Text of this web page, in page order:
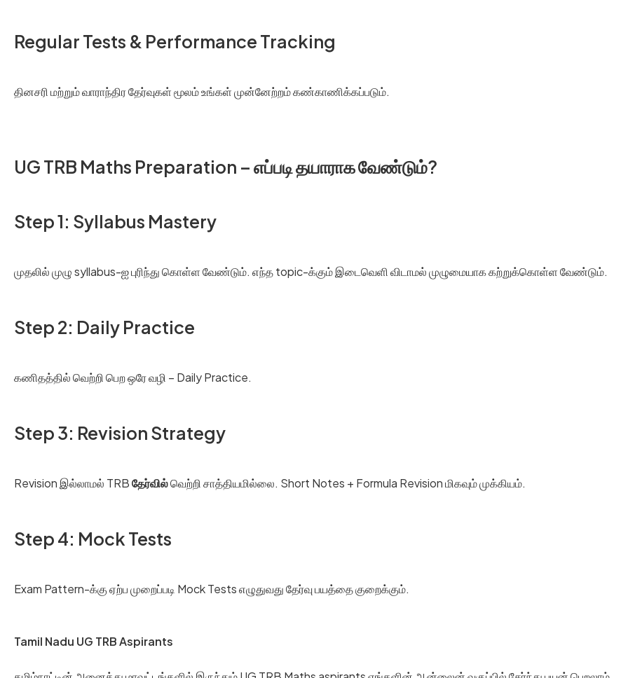
Regular Tests & Performance Tracking
தினசரி மற்றும் வாராந்திர தேர்வுகள் மூலம் உங்கள் முன்னேற்றம் கண்காணிக்கப்படும்.
UG TRB Maths Preparation – எப்படி தயாராக வேண்டும்?
Step 1: Syllabus Mastery
முதலில் முழு syllabus-ஐ புரிந்து கொள்ள வேண்டும். எந்த topic-க்கும் இடைவெளி விடாமல் முழுமையாக கற்றுக்கொள்ள வேண்டும்.
Step 2: Daily Practice
கணிதத்தில் வெற்றி பெற ஒரே வழி – Daily Practice.
Step 3: Revision Strategy
Revision இல்லாமல் TRBதேர்வில்வெற்றி சாத்தியமில்லை. Short Notes + Formula Revision மிகவும் முக்கியம்.
Step 4: Mock Tests
Exam Pattern-க்கு ஏற்ப முறைப்படி Mock Tests எழுதுவது தேர்வு பயத்தை குறைக்கும்.
Tamil Nadu UG TRB Aspirants